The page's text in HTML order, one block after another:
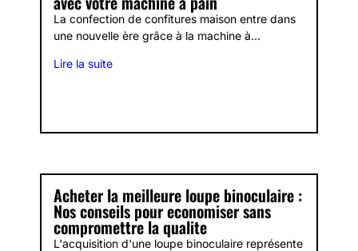
La confection de confitures maison entre dans
une nouvelle ère grâce à la machine à...
Lire la suite
Acheter la meilleure loupe binoculaire :
Nos conseils pour economiser sans
compromettre la qualite
L'acquisition d'une loupe binoculaire représente